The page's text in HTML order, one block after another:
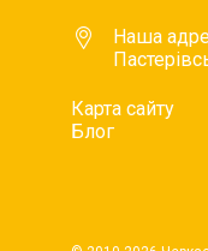
Наша
Карта сайту
Блог